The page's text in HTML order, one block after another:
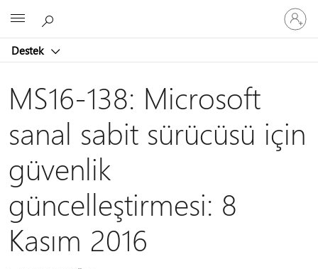
Destek
oturum
açın
MS16-138: Microsoft
sanal sabit sürücüsü için
güvenlik
güncelleştirmesi: 8
Kasım 2016